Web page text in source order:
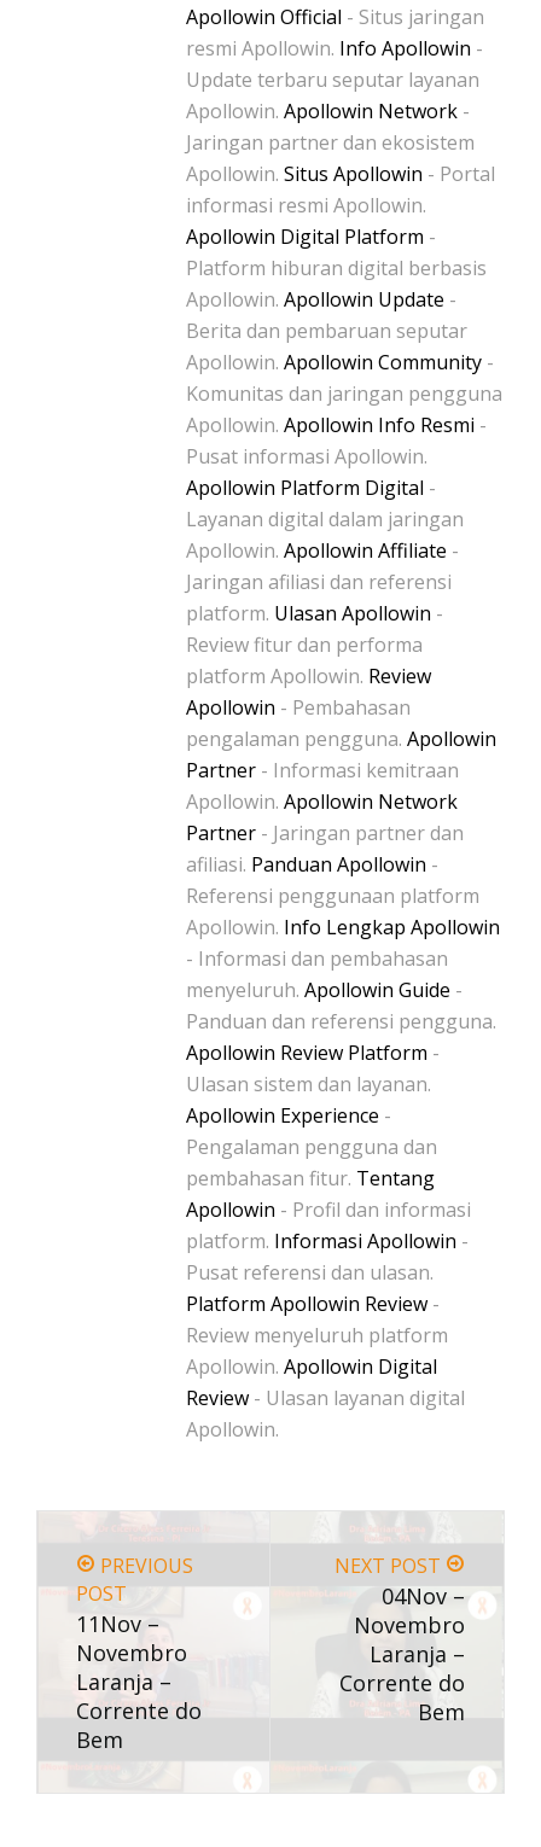
Apollowin Official - Situs jaringan
resmi Apollowin. Info Apollowin -
Update terbaru seputar layanan
Apollowin. Apollowin Network -
Jaringan partner dan ekosistem
Apollowin. Situs Apollowin - Portal
informasi resmi Apollowin.
Apollowin Digital Platform -
Platform hiburan digital berbasis
Apollowin. Apollowin Update -
Berita dan pembaruan seputar
Apollowin. Apollowin Community -
Komunitas dan jaringan pengguna
Apollowin. Apollowin Info Resmi -
Pusat informasi Apollowin.
Apollowin Platform Digital -
Layanan digital dalam jaringan
Apollowin. Apollowin Affiliate -
Jaringan afiliasi dan referensi
platform. Ulasan Apollowin -
Review fitur dan performa
platform Apollowin. Review
Apollowin - Pembahasan
pengalaman pengguna. Apollowin
Partner - Informasi kemitraan
Apollowin. Apollowin Network
Partner - Jaringan partner dan
afiliasi. Panduan Apollowin -
Referensi penggunaan platform
Apollowin. Info Lengkap Apollowin
- Informasi dan pembahasan
menyeluruh. Apollowin Guide -
Panduan dan referensi pengguna.
Apollowin Review Platform -
Ulasan sistem dan layanan.
Apollowin Experience -
Pengalaman pengguna dan
pembahasan fitur. Tentang
Apollowin - Profil dan informasi
platform. Informasi Apollowin -
Pusat referensi dan ulasan.
Platform Apollowin Review -
Review menyeluruh platform
Apollowin. Apollowin Digital
Review - Ulasan layanan digital
Apollowin.
PREVIOUS
POST
11Nov –
Novembro
Laranja –
Corrente do
Bem
NEXT POST
04Nov –
Novembro
Laranja –
Corrente do
Bem